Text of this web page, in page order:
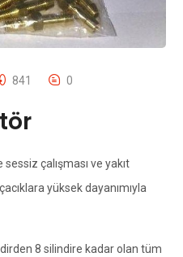
841 0
çalışması ve yakıt
yüksek dayanımıyla
8 silindire kadar olan tüm